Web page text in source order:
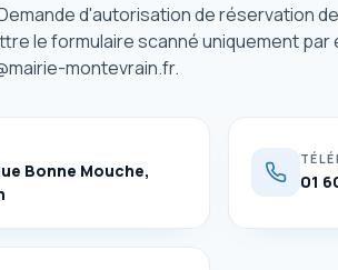
d'autorisation de réservation
le formulaire scanné uniquement par
montevrain.fr.
Bonne Mouche,
01